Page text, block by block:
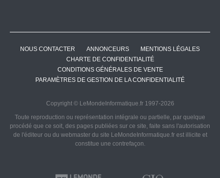
NOUS CONTACTER ANNONCEURS
MENTIONS LÉGALES
CHARTE DE CONFIDENTIALITÉ
CONDITIONS GÉNÉRALES DE VENTE
PARAMÈTRES DE GESTION DE LA CONFIDENTIALITÉ
Copyright © LeMondeInformatique.fr 1997-2026
Toute reproduction ou représentation intégrale ou partielle, par quelque
procédé que ce soit, des pages publiées sur ce site, faite sans l'autorisation
de l'éditeur ou du webmaster du site LeMondeInformatique.fr est illicite et
constitue une contrefaçon.